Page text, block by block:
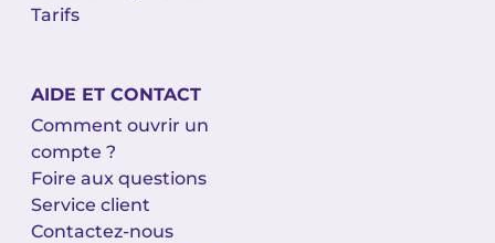
Tarifs
AIDE ET CONTACT
Comment ouvrir un
compte ?
Foire aux questions
Service client
Contactez-nous